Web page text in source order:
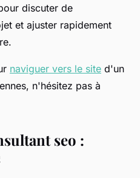
discuter de
et ajuster rapidement
naviguer vers le site d'un
n'hésitez pas à
seo :